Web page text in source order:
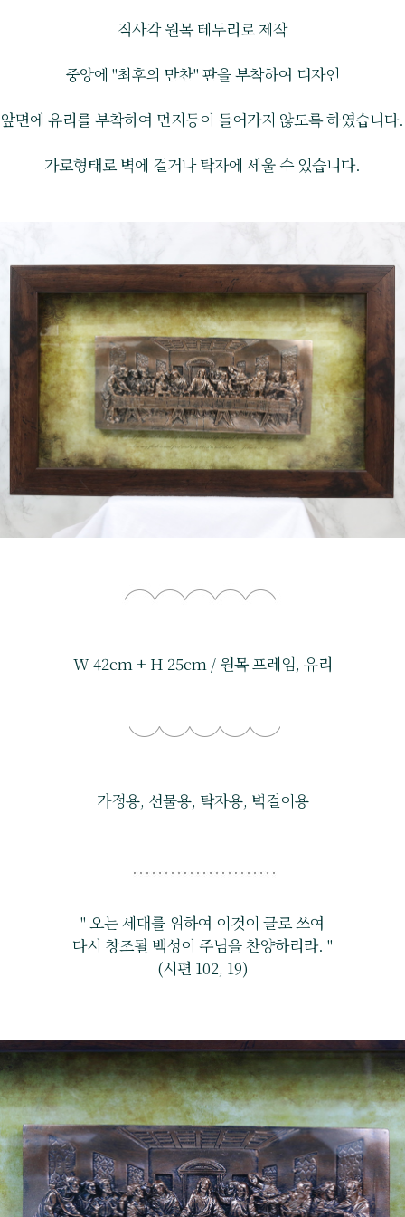
직사각 원목 테두리로 제작
중앙에 "최후의 만찬" 판을 부착하여 디자인
앞면에 유리를 부착하여 먼지등이 들어가지 않도록 하였습니다.
가로형태로 벽에 걸거나 탁자에 세울 수 있습니다.
W 42cm + H 25cm / 원목 프레임, 유리
가정용, 선물용, 탁자용, 벽걸이용
" 오는 세대를 위하여 이것이 글로 쓰여
다시 창조될 백성이 주님을 찬양하리라. "
(시편 102, 19)